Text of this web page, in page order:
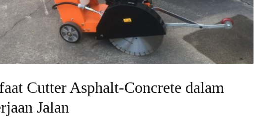
Cutter Asphalt-Concrete dalam
Jalan